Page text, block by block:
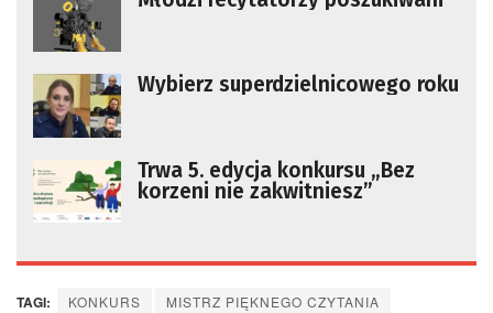
Wybierz superdzielnicowego roku
Trwa 5. edycja konkursu „Bez
korzeni nie zakwitniesz”
TAGI: KONKURS
MISTRZ PIĘKNEGO CZYTANIA